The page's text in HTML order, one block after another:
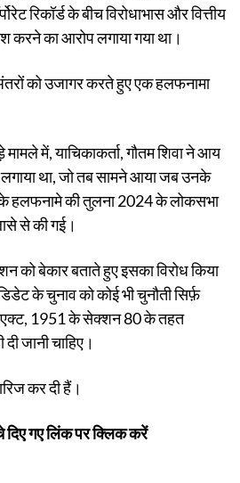
रिकॉर्ड के बीच विरोधाभास और वित्तीय
का आरोप लगाया गया था।
को उजागर करते हुए एक हलफनामा
में, याचिकाकर्ता, गौतम शिवा ने आय
था, जो तब सामने आया जब उनके
हलफनामे की तुलना 2024 के लोकसभा
से की गई।
को बेकार बताते हुए इसका विरोध किया
के चुनाव को कोई भी चुनौती सिर्फ़
1951 के सेक्शन 80 के तहत
जानी चाहिए।
कर दी हैं।
गए लिंक पर क्लिक करें